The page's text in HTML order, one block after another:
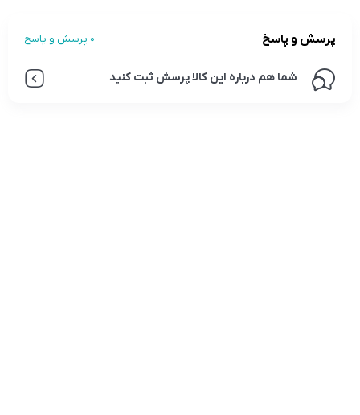
پرسش و پاسخ 0 پرسش و پاسخ
شما هم درباره این کالا پرسش ثبت کنید